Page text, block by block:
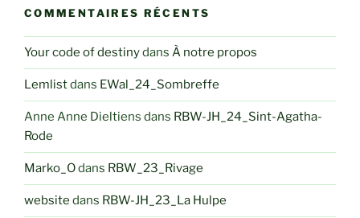
COMMENTAIRES RÉCENTS
Your code of destinydans À notre propos
Lemlistdans EWal_24_Sombreffe
Anne Anne Dieltiens dans RBW-JH_24_Sint-Agatha-
Rode
Marko_Odans RBW_23_Rivage
website dans RBW-JH_23_La Hulpe